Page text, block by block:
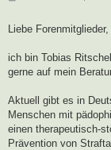
r
g
Liebe Forenmitglieder,
ich bin Tobias
gerne auf mein
Aktuell gibt es in
Menschen mit
einen therapeutisch-
Prävention von